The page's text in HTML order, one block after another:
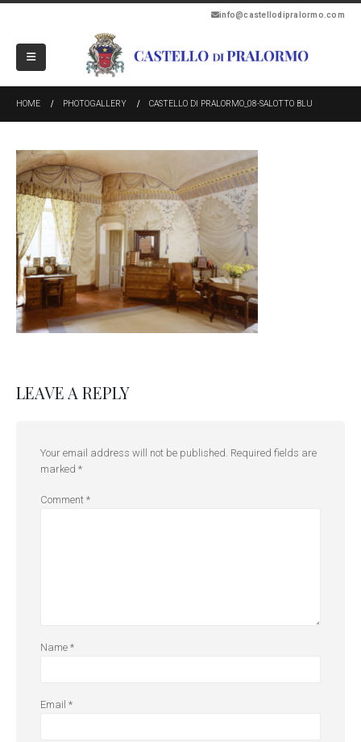
info@castellodipralormo.com
HOME PHOTOGALLERY CASTELLO DI PRALORMO_08-SALOTTO BLU
LEAVE A REPLY
Your email address will not be published. Required fields are
marked *
Comment *
Name *
Email *